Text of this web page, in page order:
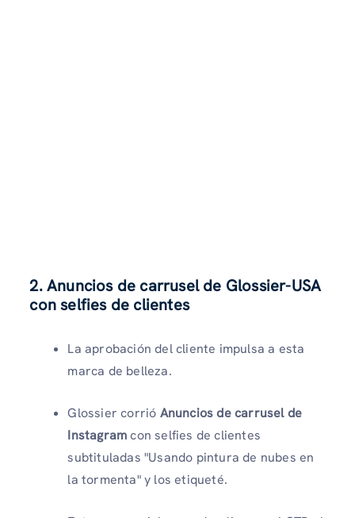
2. Anuncios de carrusel de Glossier-USA
con selfies de clientes
La aprobación del cliente impulsa a esta
marca de belleza.
Glossier corrió Anuncios de carrusel de
Instagramcon selfies de clientes
subtituladas "Usando pintura de nubes en
la tormenta" y los etiqueté.